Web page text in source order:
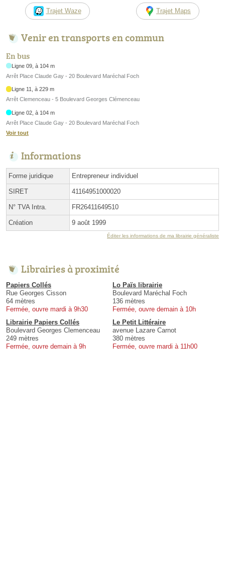
Trajet Waze Trajet Maps
Venir en transports en commun
En bus
Ligne 09, à 104 m
Arrêt Place Claude Gay - 20 Boulevard Maréchal Foch
Ligne 11, à 229 m
Arrêt Clemenceau - 5 Boulevard Georges Clémenceau
Ligne 02, à 104 m
Arrêt Place Claude Gay - 20 Boulevard Maréchal Foch
Voir tout
Informations
Forme juridique Entrepreneur individuel
SIRET 41164951000020
N° TVA Intra. FR26411649510
Création 9 août 1999
Éditer les informations de ma librairie généraliste
Librairies à proximité
Papiers Collés
Rue Georges Cisson
64 mètres
Fermée, ouvre mardi à 9h30
Lo Païs librairie
Boulevard Maréchal Foch
136 mètres
Fermée, ouvre demain à 10h
Librairie Papiers Collés
Boulevard Georges Clemenceau
249 mètres
Fermée, ouvre demain à 9h
Le Petit Littéraire
avenue Lazare Carnot
380 mètres
Fermée, ouvre mardi à 11h00